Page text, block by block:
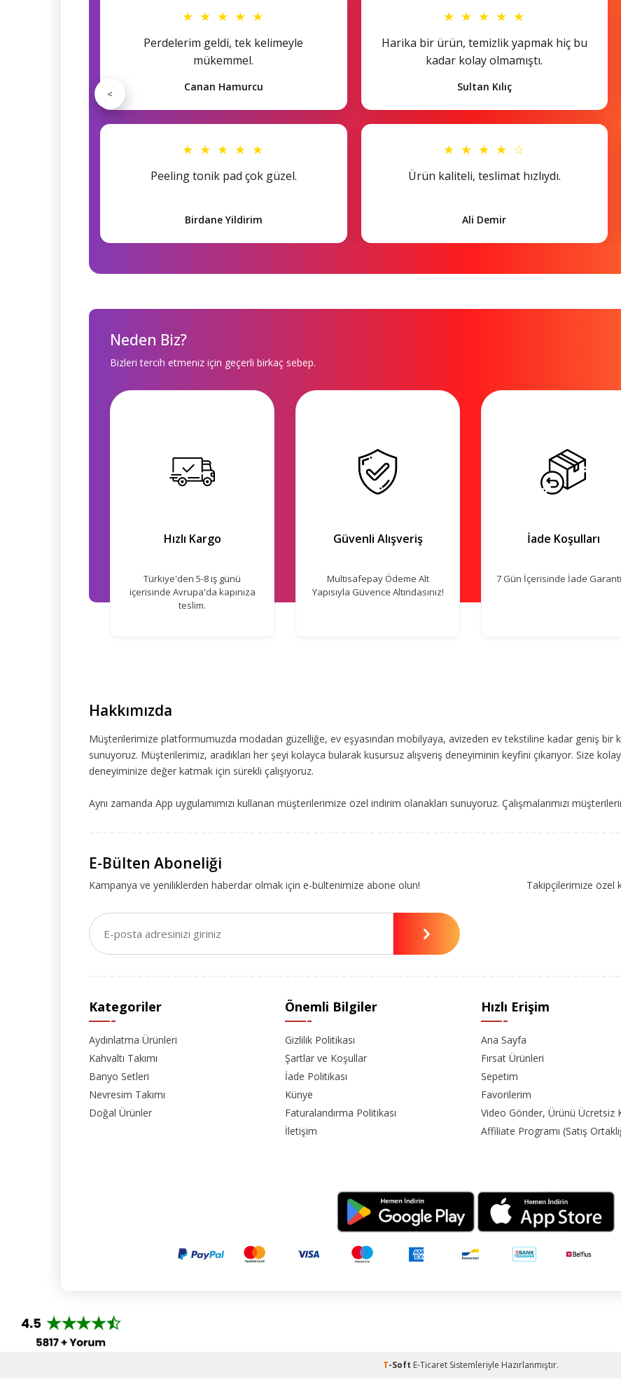
★ ★ ★ ★ ★
Perdelerim geldi, tek kelimeyle
mükemmel.
Canan Hamurcu
★ ★ ★ ★ ★
Peeling tonik pad çok güzel.
Birdane Yildirim
★ ★ ★ ★ ★
Harika bir ürün, temizlik yapmak hiç bu
kadar kolay olmamıştı.
Sultan Kılıç
★ ★ ★ ★ ☆
Ürün kaliteli, teslimat hızlıydı.
Ali Demir
<
Neden Biz?
Bizleri tercih etmeniz için geçerli birkaç sebep.
Hızlı Kargo
Türkiye'den 5-8 iş günü
içerisinde Avrupa'da kapınıza
teslim.
Güvenli Alışveriş
Multisafepay Ödeme Alt
Yapısıyla Güvence Altındasınız!
İade Koşulları
7 Gün İçerisinde İade
Hakkımızda
Müşterilerimize platformumuzda modadan güzelliğe, ev eşyasından mobilyaya, avizeden ev tekstiline kadar geniş bir
sunuyoruz. Müşterilerimiz, aradıkları her şeyi kolayca bularak kusursuz alışveriş deneyiminin keyfini çıkarıyor. Size
deneyiminize değer katmak için sürekli çalışıyoruz.
Aynı zamanda App uygulamımızı kullanan müşterilerimize özel indirim olanakları sunuyoruz. Çalışmalarımızı
E-Bülten Aboneliği
Kampanya ve yeniliklerden haberdar olmak için e-bültenimize abone olun! Takipçilerimize özel
Kategoriler
Aydınlatma Ürünleri
Kahvaltı Takımı
Banyo Setleri
Nevresim Takımı
Doğal Ürünler
Önemli Bilgiler
Gizlilik Politikası
Şartlar ve Koşullar
İade Politikası
Künye
Faturalandırma Politikası
İletişim
Hızlı Erişim
Ana Sayfa
Fırsat Ürünleri
Sepetim
Favorilerim
Video Gönder, Ürünü Ücretsiz
Affiliate Programı (Satış
T-Soft E-TicaretSistemleriyle Hazırlanmıştır.